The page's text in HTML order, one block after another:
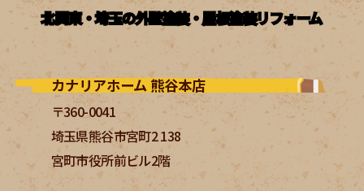
北関東・埼玉の外壁塗装・屋根塗装リフォーム
カナリアホーム 熊谷本店
〒360-0041
埼玉県熊谷市宮町2 138
宮町市役所前ビル2階